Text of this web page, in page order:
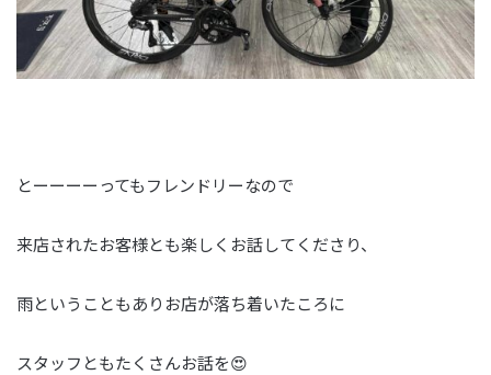
とーーーーってもフレンドリーなので
来店されたお客様とも楽しくお話してくださり、
雨ということもありお店が落ち着いたころに
スタッフともたくさんお話を😍